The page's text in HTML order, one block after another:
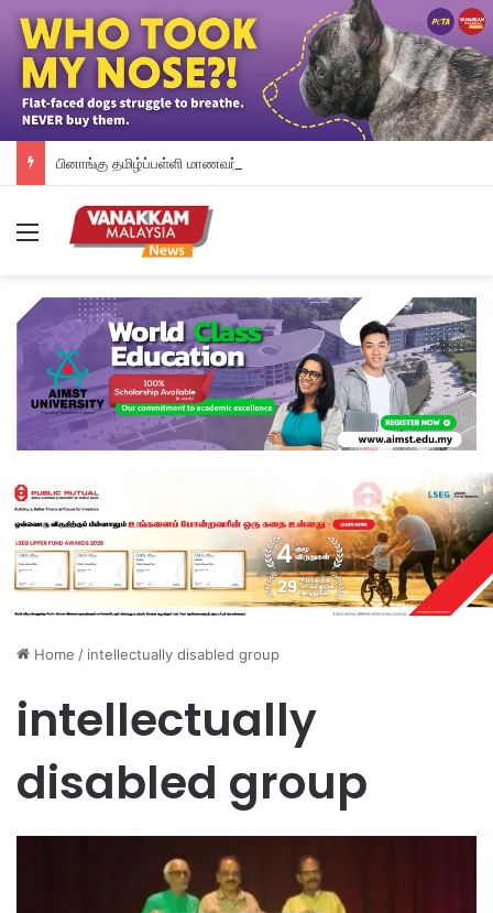
Menu
Home / intellectually disabled group
intellectually
disabled group